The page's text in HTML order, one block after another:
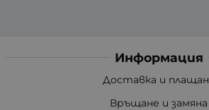
Информация
Доставка и
Връщане и замяна